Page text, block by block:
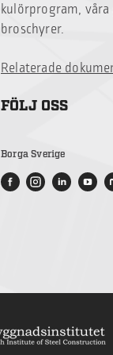
kulörprogram,
broschyrer.
Relaterade
FÖLJ OSS
Borga Sverige